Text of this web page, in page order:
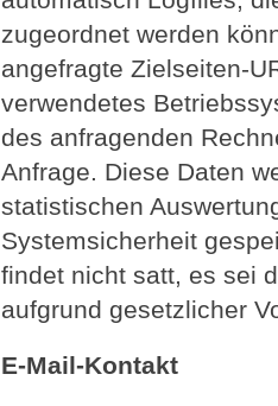
zugeordnet werden
angefragte Zielseiten-
verwendetes
des anfragenden
Anfrage. Diese Daten
statistischen
Systemsicherheit
findet nicht satt, es sei
aufgrund gesetzlicher
E-Mail-Kontakt